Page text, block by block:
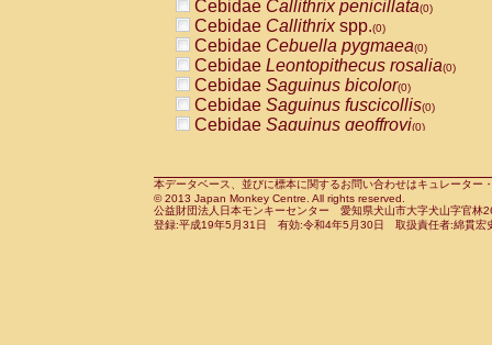
PitheciidaePithecia pithecia(0)
CercopithecidaeCercocebus agilis
CercopithecidaeCercocebus
CercopithecidaeCercocebus
CercopithecidaeCercocebus
CercopithecidaeCercocebus
CercopithecidaeCercocebushybrid
CercopithecidaePapio anubis(0)
CercopithecidaePapio cynocephalus
CercopithecidaePapio hamadryas(0)
Cebidae Callithrix penicillata(0)
Cebidae Callithrixspp.(0)
Cebidae Cebuella pygmaea(0)
Cebidae Leontopithecus rosalia(0)
Cebidae Saguinus bicolor(0)
Cebidae Saguinus fuscicollis(0)
Cebidae Saguinus geoffroyi(0)
CebidaeSaguinus leucopus(0)
CebidaeSaguinus midas(0)
Cebidae Saguinus mystax(0)
本データベース、並びに標本に関するお問い合わせはキュレータ
© 2013 Japan Monkey Centre. All rights reserved.
公益財団法人日本モンキーセンター 愛知県犬山市大字犬山字官
登録:平成19年5月31日 有効:令和4年5月30日 取扱責任者:綿貫宏